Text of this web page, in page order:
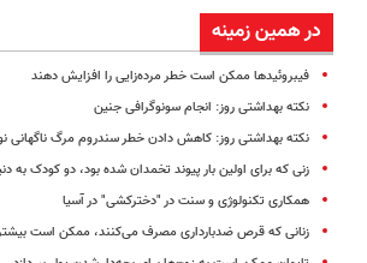
در همین زمینه
فیبروئیدها ممکن است خطر مرده‌زایی را افزایش دهند
نکته بهداشتی روز: انجام سونوگرافی جنین
نکته بهداشتی روز: کاهش دادن خطر سندروم مرگ ناگهانی
زنی که برای اولین بار پیوند تخمدان شده بود، دو کودک به
همکاری تکنولوژی و سنت در "دخترکشی" در آسیا
زنانی که قرص ضدبارداری مصرف می‌کنند،‌ ممکن است